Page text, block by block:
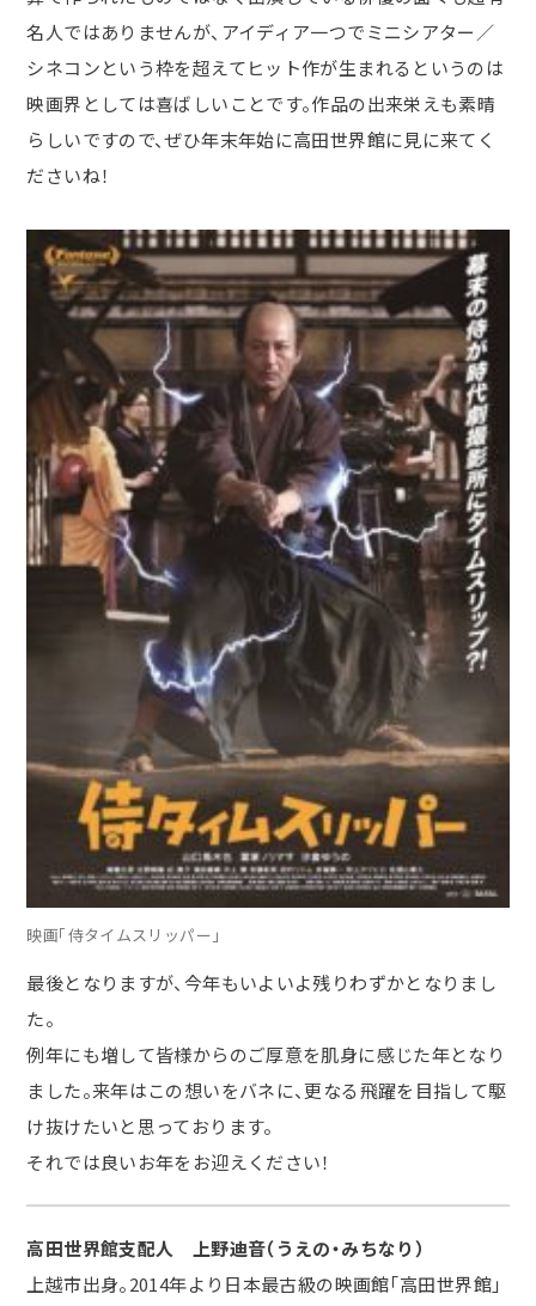
名人ではありませんが、アイディア一つでミニシアター／
シネコンという枠を超えてヒット作が生まれるというのは
映画界としては喜ばしいことです。作品の出来栄えも素晴
らしいですので、ぜひ年末年始に高田世界館に見に来てく
ださいね！
映画「侍タイムスリッパー」
最後となりますが、今年もいよいよ残りわずかとなりまし
た。
例年にも増して皆様からのご厚意を肌身に感じた年となり
ました。来年はこの想いをバネに、更なる飛躍を目指して駆
け抜けたいと思っております。
それでは良いお年をお迎えください！
高田世界館支配人 上野迪音（うえの・みちなり）
上越市出身。2014年より日本最古級の映画館「高田世界館」